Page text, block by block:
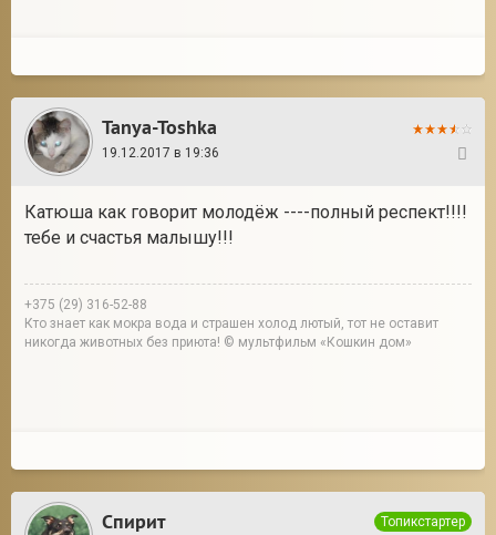
Tanya-Toshka
19.12.2017 в 19:36
Катюша как говорит молодёж ----полный респект!!!!
тебе и счастья малышу!!!
+375 (29) 316-52-88
Кто знает как мокра вода и страшен холод лютый, тот не оставит
никогда животных без приюта! © мультфильм «Кошкин дом»
Спирит
Топикстартер